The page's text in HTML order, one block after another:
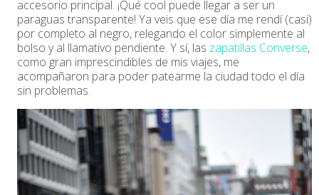
accesorio principal. ¡Qué cool puede llegar a ser un
paraguas transparente! Ya veis que ese día me rendí (casi)
por completo al negro, relegando el color simplemente al
bolso y al llamativo pendiente. Y sí, las zapatillas Converse,
como gran imprescindibles de mis viajes, me
acompañaron para poder patearme la ciudad todo el día
sin problemas.